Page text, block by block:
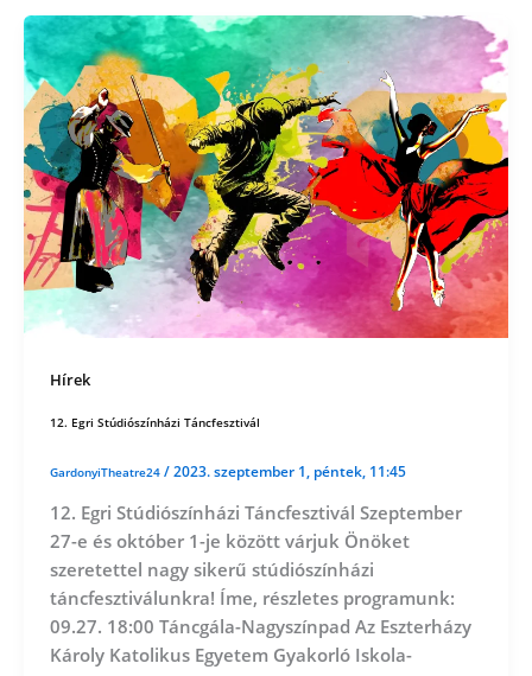
Hírek
12. Egri Stúdiószínházi Táncfesztivál
GardonyiTheatre24 /2023. szeptember 1, péntek, 11:45
12. Egri Stúdiószínházi Táncfesztivál Szeptember
27-e és október 1-je között várjuk Önöket
szeretettel nagy sikerű stúdiószínházi
táncfesztiválunkra! Íme, részletes programunk:
09.27. 18:00 Táncgála-Nagyszínpad Az Eszterházy
Károly Katolikus Egyetem Gyakorló Iskola-